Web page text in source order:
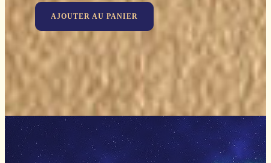
89,90€.
AJOUTER AU PANIER